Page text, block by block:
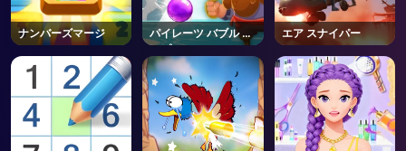
ナンバーズマージ
パイレーツ バブル ポ
ップ
エア スナイパー